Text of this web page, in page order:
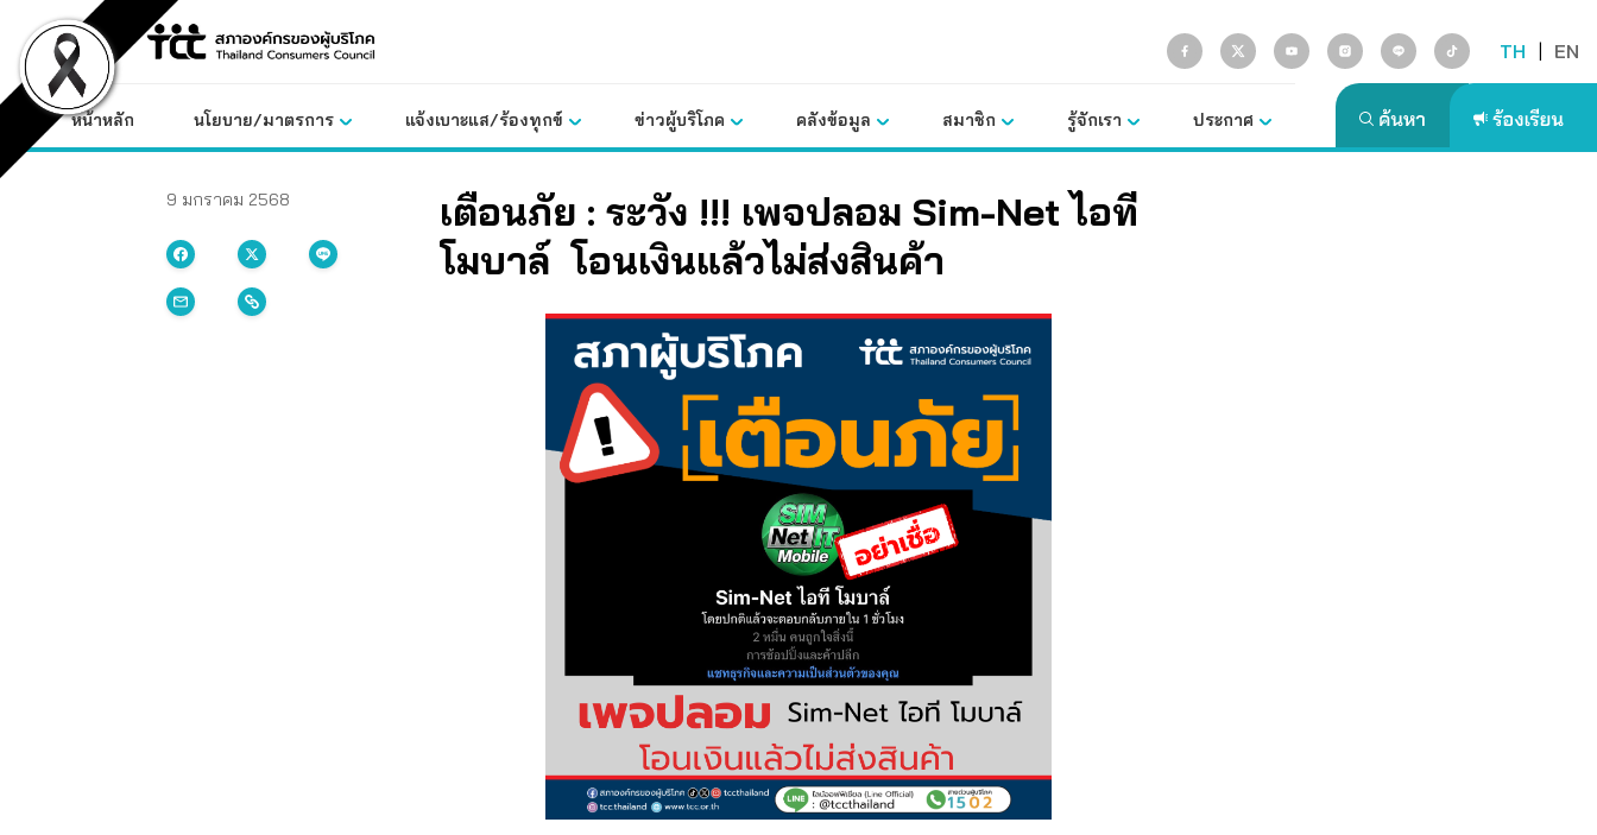
content
TH | EN
หน้าหลัก นโยบาย/มาตรการ แจ้งเบาะแส/ร้องทุกข์ ข่าวผู้บริโภค คลังข้อมูล สมาชิก รู้จักเรา ประกาศ
9 มกราคม 2568 เตือนภัย : ระวัง !!! เพจปลอม Sim-Netไอที
โมบาล์โอนเงินแล้วไม่ส่งสินค้า